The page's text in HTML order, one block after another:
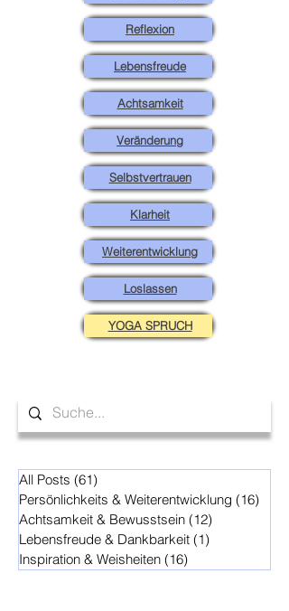
Reflexion
Lebensfreude
Achtsamkeit
Veränderung
Selbstvertrauen
Klarheit
Weiterentwicklung
Loslassen
YOGA SPRUCH
All Posts (61)
Persönlichkeits & Weiterentwicklung (16)
Achtsamkeit & Bewusstsein (12)
Lebensfreude & Dankbarkeit (1)
Inspiration & Weisheiten (16)